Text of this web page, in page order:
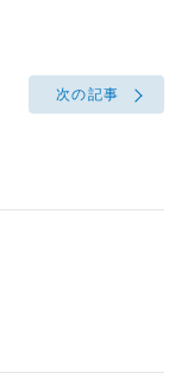
次の記事